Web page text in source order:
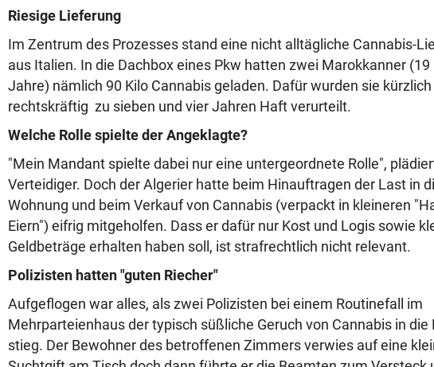
Riesige Lieferung
Im Zentrum des Prozesses stand eine nicht alltägliche Cannabis-
aus Italien. In die Dachbox eines Pkw hatten zwei Marokkanner (19
Jahre) nämlich 90 Kilo Cannabis geladen. Dafür wurden sie
rechtskräftig zu sieben und vier Jahren Haft verurteilt.
Welche Rolle spielte der Angeklagte?
"Mein Mandant spielte dabei nur eine untergeordnete Rolle",
Verteidiger. Doch der Algerier hatte beim Hinauftragen der Last in
Wohnung und beim Verkauf von Cannabis (verpackt in kleineren
Eiern") eifrig mitgeholfen. Dass er dafür nur Kost und Logis sowie
Geldbeträge erhalten haben soll, ist strafrechtlich nicht relevant.
Polizisten hatten "guten Riecher"
Aufgeflogen war alles, als zwei Polizisten bei einem Routinefall im
Mehrparteienhaus der typisch süßliche Geruch von Cannabis in die
stieg. Der Bewohner des betroffenen Zimmers verwies auf eine